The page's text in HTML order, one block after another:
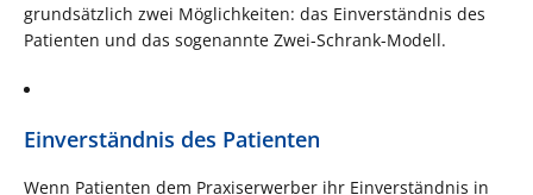
grundsätzlich zwei Möglichkeiten: das Einverständnis des
Patienten und das sogenannte Zwei-Schrank-Modell.
Einverständnis des Patienten
Wenn Patienten dem Praxiserwerber ihr Einverständnis in